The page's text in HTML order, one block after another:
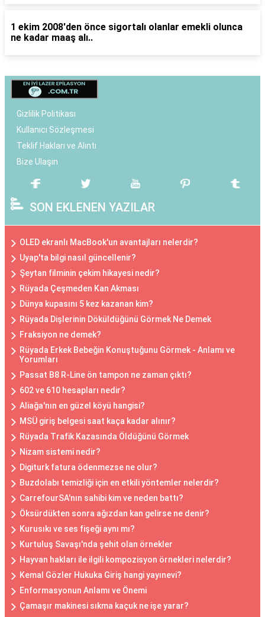
1 ekim 2008'den önce sigortalı olanlar emekli olunca
ne kadar maaş alı..
Gizlilik Politikası
Kullanıcı Sözleşmesi
Teklif Hakları ve Alıntı
Bize Ulaşın
SON EKLENEN YAZILAR
OLED ekranlı MacBook'un avantajları nelerdir?
Uyap'ta bilgi nasıl güncellenir?
Şeytan filminin çekim hikayesi nedir?
Rüyada Çeşmeden Kan Akması
Dünya kupasını 5 kez kazanan kim?
Rüyada Dişlerinin Döküldüğünü Görmek Ne Demek
Fraksiyon ne demek?
Rüyada Erkek Bebeğin Konuştuğunu Görmek - Anlamı ve
Yorumları
Passat B8 R-Line ön tampon ne zaman çıktı?
602 ve 610 hesapları nedir?
Aliağa'nın en güzel köyü hangisi?
MSÜ giriş belgesi saat kaça kadar alınır?
Rüyada Trafik Kazasında Öldüğünü Görmek
Nizam sistemi nedir?
Digiturk fatura ödenmezse ne olur?
Buzdolabı temizliği için en etkili yöntemler nelerdir?
CarrefourSA'nın sahibi kim ve neden battı?
Öksürdükten sonra ağızdan kan gelirse ne denir?
Kurusıkı ve ses fişeği aynı mı?
Kurtuluş Savaşı'nda şehit olan örnekler
Hayvan hakları ile ilgili kompozisyon örnekleri nelerdir?
Kemal Gözler Hukuka Giriş hangi yayınevi?
Enformasyonun Anlamı ve Önemi
Çamaşır makinesi sıkma kaçuk ne işe yarar?